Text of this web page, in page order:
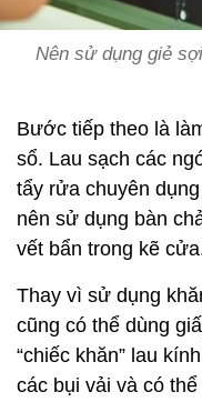
Nên sử dụng giẻ
Bước tiếp theo là
sổ. Lau sạch các
tẩy rửa chuyên
nên sử dụng bàn
vết bẩn trong kẽ
Thay vì sử dụng
cũng có thể dùng
“chiếc khăn” lau
các bụi vải và có